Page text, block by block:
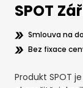
SPOT
Smlouva na
Bez fixace
Produkt SPOT